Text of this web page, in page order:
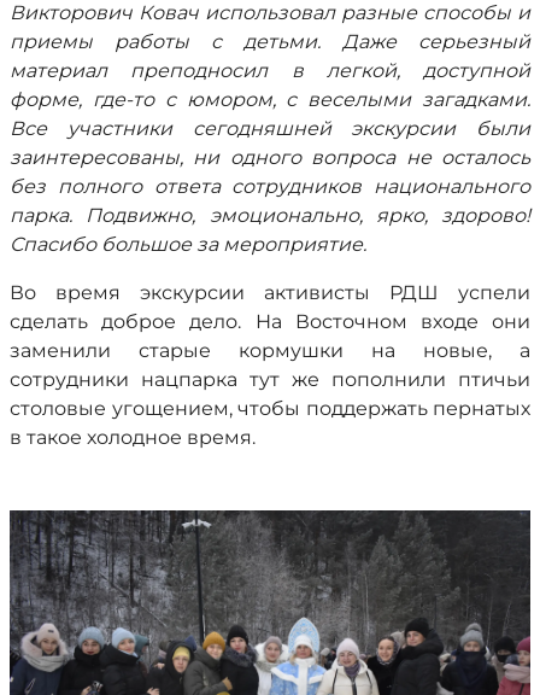
Викторович Ковач использовал разные способы и
приемы работы с детьми. Даже серьезный
материал преподносил в легкой, доступной
форме, где-то с юмором, с веселыми загадками.
Все участники сегодняшней экскурсии были
заинтересованы, ни одного вопроса не осталось
без полного ответа сотрудников национального
парка. Подвижно, эмоционально, ярко, здорово!
Спасибо большое за мероприятие.
Во время экскурсии активисты РДШ успели
сделать доброе дело. На Восточном входе они
заменили старые кормушки на новые, а
сотрудники нацпарка тут же пополнили птичьи
столовые угощением, чтобы поддержать пернатых
в такое холодное время.